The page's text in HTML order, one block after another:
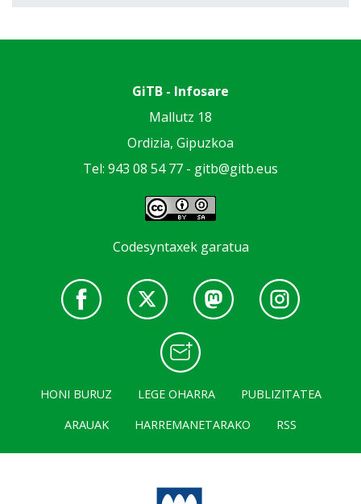
GiTB - Infosare
Mallutz 18
Ordizia, Gipuzkoa
Tel: 943 08 54 77 - gitb@gitb.eus
Codesyntaxek garatua
HONI BURUZ LEGE OHARRA
PUBLIZITATEA
ARAUAK
HARREMANETARAKO RSS